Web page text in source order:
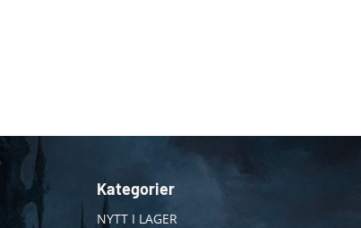
Kategorier
NYTT I LAGER